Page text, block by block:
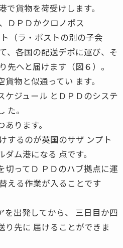
で貨物を荷受けします。
ＤＰＤかクロノポス
ラ・ポストの別の子会
、各国の配送デポに運び、そ
先へと届けます（図６）。
物と似通ってい ます。
ケジュール とＤＰＤのシステ
た。
ります。
するのが英国のサザ ンプト
ム港になる 点です。
切ってＤ ＰＤのハブ拠点に運
える作業が入ることです
出発してから、 三日目か四
り先に 届けることができま